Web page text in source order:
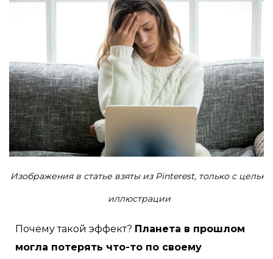
Изображения в статье взяты из Pinterest, только с целью
иллюстрации
Почему такой эффект? Планета в прошлом
могла потерять что-то по своему